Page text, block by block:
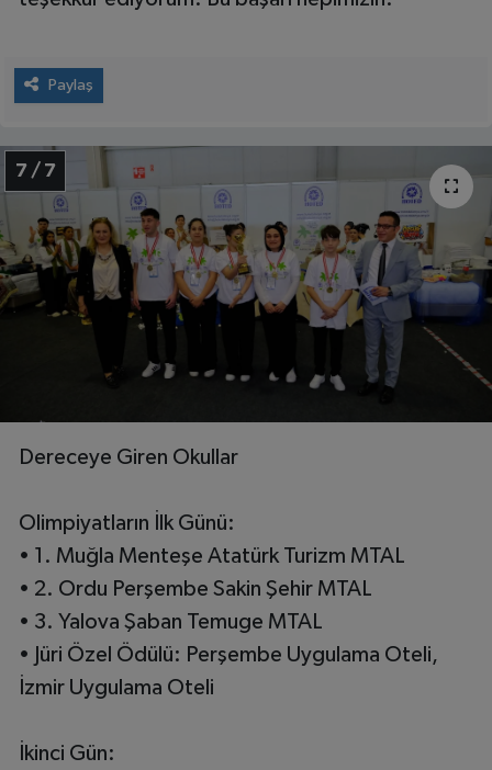
Paylaş
7 / 7
Dereceye Giren Okullar
Olimpiyatların İlk Günü:
• 1. Muğla Menteşe Atatürk Turizm MTAL
• 2. Ordu Perşembe Sakin Şehir MTAL
• 3. Yalova Şaban Temuge MTAL
• Jüri Özel Ödülü: Perşembe Uygulama Oteli,
İzmir Uygulama Oteli
İkinci Gün: